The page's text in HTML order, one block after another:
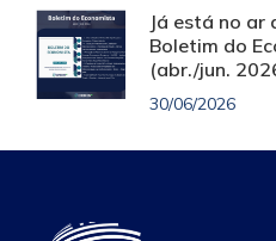
Já está no ar
Boletim do
(abr./jun.
30/06/2026